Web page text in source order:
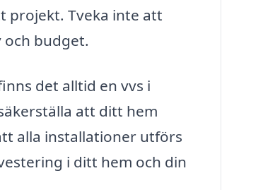
projekt. Tveka inte att
budget.
det alltid en vvs i
att ditt hem
alla installationer utförs
i ditt hem och din